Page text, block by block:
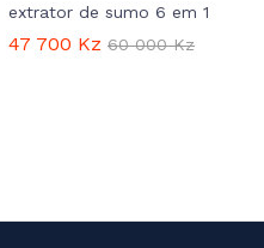
extrator de sumo 6 em 1
47 700 Kz 60 000Kz